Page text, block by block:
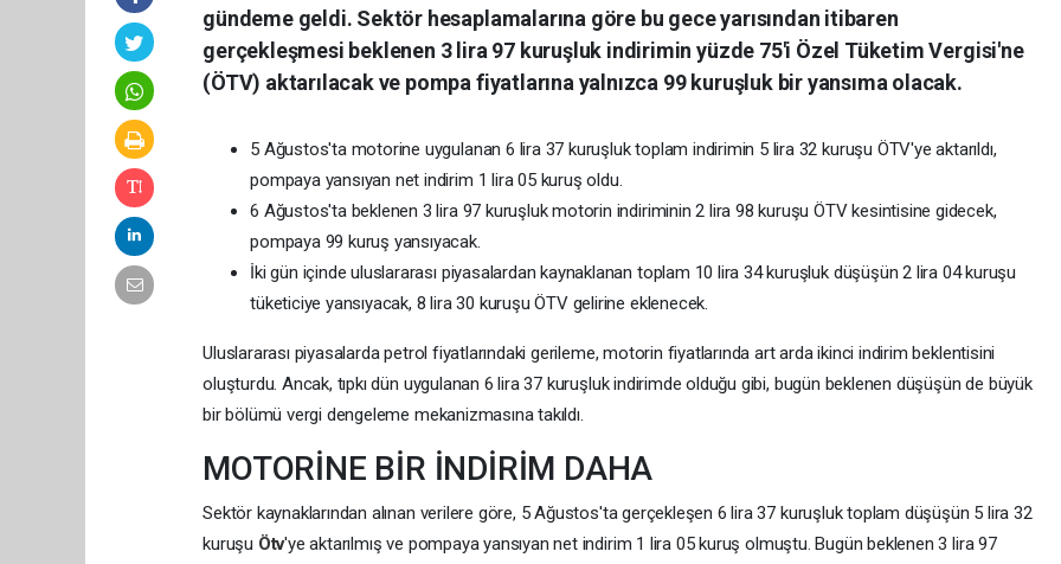
gündeme geldi. Sektör hesaplamalarına göre bu gece yarısından itibaren
gerçekleşmesi beklenen 3 lira 97 kuruşluk indirimin yüzde 75'i Özel Tüketim Vergisi'ne
(ÖTV) aktarılacak ve pompa fiyatlarına yalnızca 99 kuruşluk bir yansıma olacak.
5 Ağustos'ta motorine uygulanan 6 lira 37 kuruşluk toplam indirimin 5 lira 32 kuruşu ÖTV'ye aktarıldı,
pompaya yansıyan net indirim 1 lira 05 kuruş oldu.
6 Ağustos'ta beklenen 3 lira 97 kuruşluk motorin indiriminin 2 lira 98 kuruşu ÖTV kesintisine gidecek,
pompaya 99 kuruş yansıyacak.
İki gün içinde uluslararası piyasalardan kaynaklanan toplam 10 lira 34 kuruşluk düşüşün 2 lira 04 kuruşu
tüketiciye yansıyacak, 8 lira 30 kuruşu ÖTV gelirine eklenecek.
Uluslararası piyasalarda petrol fiyatlarındaki gerileme, motorin fiyatlarında art arda ikinci indirim beklentisini
oluşturdu. Ancak, tıpkı dün uygulanan 6 lira 37 kuruşluk indirimde olduğu gibi, bugün beklenen düşüşün de büyük
bir bölümü vergi dengeleme mekanizmasına takıldı.
MOTORİNE BİR İNDİRİM DAHA
Sektör kaynaklarından alınan verilere göre, 5 Ağustos'ta gerçekleşen 6 lira 37 kuruşluk toplam düşüşün 5 lira 32
kuruşu Ötv'ye aktarılmış ve pompaya yansıyan net indirim 1 lira 05 kuruş olmuştu. Bugün beklenen 3 lira 97